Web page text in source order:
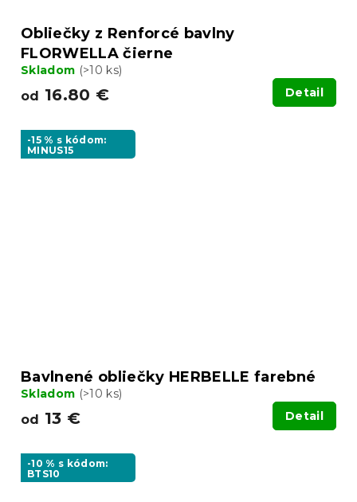
Obliečky z Renforcé bavlny
FLORWELLA čierne
Skladom (>10 ks)
od 16.80 € Detail
-15 % s kódom:
MINUS15
Bavlnené obliečky HERBELLE farebné
Skladom (>10 ks)
od 13 € Detail
-10 % s kódom:
BTS10